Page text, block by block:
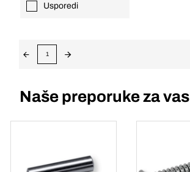
Usporedi
1
Naše preporuke za vas